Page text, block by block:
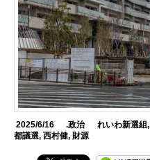
2025/6/16 .政治 れいわ新選組,
都議選,西村健,財源